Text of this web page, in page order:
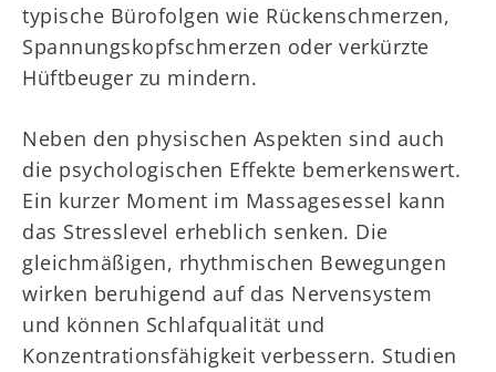
typische Bürofolgen wie Rückenschmerzen,
Spannungskopfschmerzen oder verkürzte
Hüftbeuger zu mindern.
Neben den physischen Aspekten sind auch
die psychologischen Effekte bemerkenswert.
Ein kurzer Moment im Massagesessel kann
das Stresslevel erheblich senken. Die
gleichmäßigen, rhythmischen Bewegungen
wirken beruhigend auf das Nervensystem
und können Schlafqualität und
Konzentrationsfähigkeit verbessern. Studien